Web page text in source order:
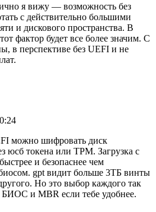
я вижу — возможность без
с действительно большими
и дискового пространства. В
фактор будет все более значим. С
в перспективе без UEFI и не
можно шифровать диск
юсб токена или ТРМ. Загрузка с
и безопаснее чем
gpt видит больше 3ТБ винты
Но это выбор каждого так
БИОС и MBR если тебе удобнее.